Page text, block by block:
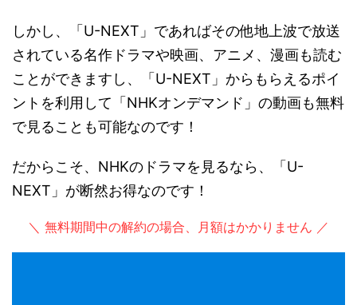
しかし、「U-NEXT」であればその他地上波で放送
されている名作ドラマや映画、アニメ、漫画も読む
ことができますし、「U-NEXT」からもらえるポイ
ントを利用して「NHKオンデマンド」の動画も無料
で見ることも可能なのです！
だからこそ、NHKのドラマを見るなら、「U-
NEXT」が断然お得なのです！
＼ 無料期間中の解約の場合、月額はかかりません ／